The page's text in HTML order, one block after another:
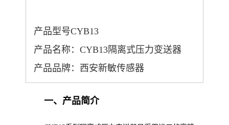
产品型号CYB13
产品名称：CYB13隔离式压力变送器
产品品牌：西安新敏传感器
一、产品简介